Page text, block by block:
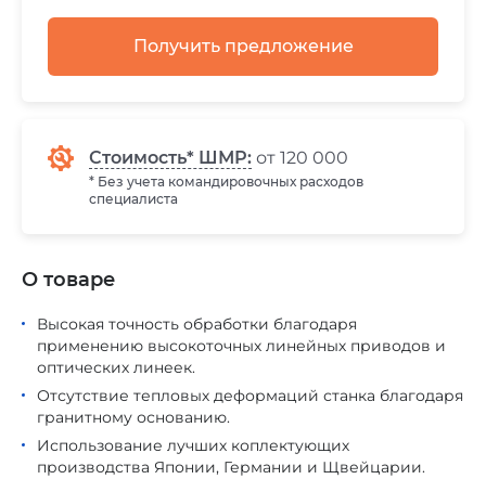
Получить предложение
Стоимость* ШМР: от 120 000
* Без учета командировочных расходов
специалиста
Высокая точность обработки благодаря
применению высокоточных линейных приводов и
оптических линеек.
Отсутствие тепловых деформаций станка благодаря
гранитному основанию.
Использование лучших коплектующих
производства Японии, Германии и Щвейцарии.
О товаре